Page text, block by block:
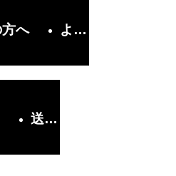
へ よくあるご質問
送料・決済について